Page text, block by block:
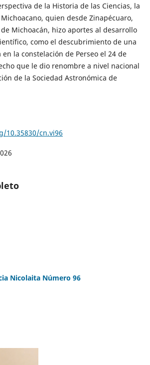
de la Historia de las Ciencias, la
quien desde Zinapécuaro,
Michoacán, hizo aportes al desarrollo
como el descubrimiento de una
la constelación de Perseo el 24 de
que le dio renombre a nivel nacional
de la Sociedad Astronómica de
10.35830/cn.vi96
Nicolaita Número 96